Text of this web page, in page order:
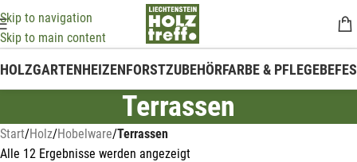
Skip to navigation
Skip to main content
HOLZGARTENHEIZENFORSTZUBEHÖRFARBE & PFLEGE
Terrassen
Start/Holz/Hobelware/Terrassen
Alle 12 Ergebnisse werden angezeigt